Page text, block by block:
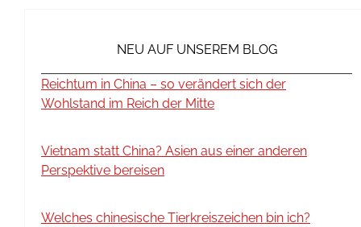
NEU AUF UNSEREM BLOG
Reichtum in China – so verändert sich der
Wohlstand im Reich der Mitte
Vietnam statt China? Asien aus einer anderen
Perspektive bereisen
Welches chinesische Tierkreiszeichen bin ich?